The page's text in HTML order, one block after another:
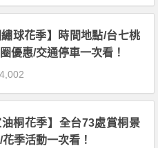
繡球花季】時間地點/台七桃
優惠/交通停車一次看！
4,002
油桐花季】全台73處賞桐景
季活動一次看！